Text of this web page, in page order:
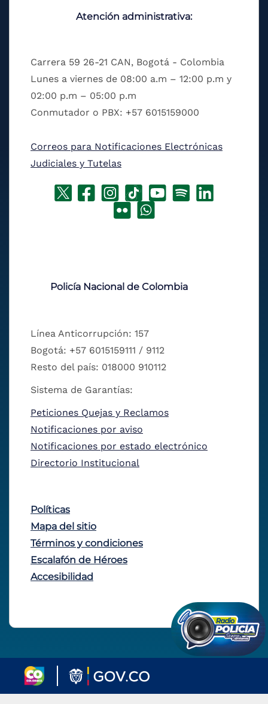
Atención administrativa:
Carrera 59 26-21 CAN, Bogotá - Colombia
Lunes a viernes de 08:00 a.m – 12:00 p.m y
02:00 p.m – 05:00 p.m
Conmutador o PBX: +57 6015159000
Correos para Notificaciones Electrónicas
Judiciales y Tutelas
Policía Nacional de Colombia
Línea Anticorrupción: 157
Bogotá: +57 6015159111 / 9112
Resto del país: 018000 910112
Sistema de Garantías:
Peticiones Quejas y Reclamos
Notificaciones por aviso
Notificaciones por estado electrónico
Directorio Institucional
Políticas
Mapa del sitio
Términos y condiciones
Escalafón de Héroes
Accesibilidad